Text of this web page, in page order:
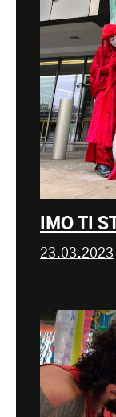
IMO TI
23.03.2023